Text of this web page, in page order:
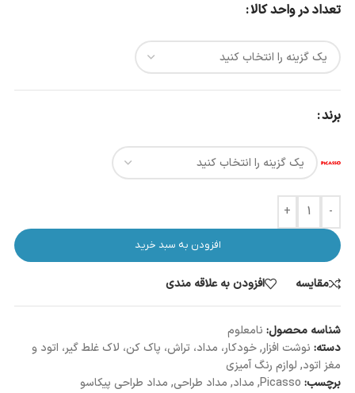
تعداد در واحد کالا
برند
-
+
افزودن به سبد خرید
مقایسه افزودن به علاقه مندی
شناسه محصول: نامعلوم
دسته: نوشت افزار,خودکار، مداد، تراش، پاک کن، لاک غلط گیر، اتود و
مغز اتود, لوازم رنگ آمیزی
برچسب: Picasso
, مداد, مداد طراحی, مداد طراحی پیکاسو